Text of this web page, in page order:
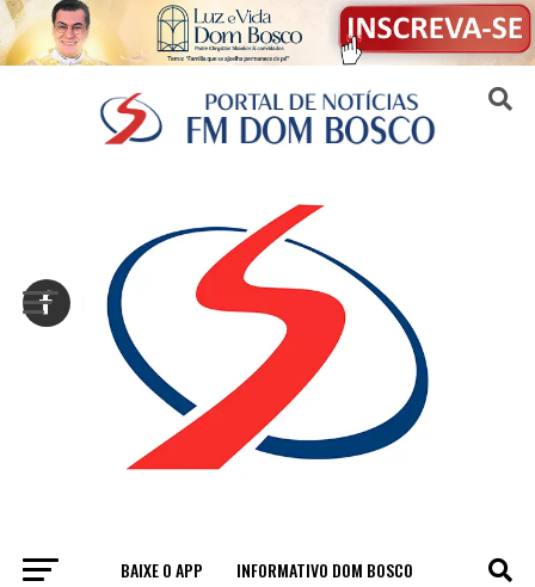
BAIXE O APP INFORMATIVO DOM BOSCO
FORTALEZA
Sair da versão mobile